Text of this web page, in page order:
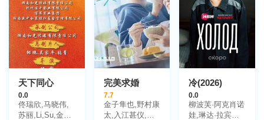
天下同心
0.0
佟瑞欣,马晓伟,
苏丽,Li,Su,金鑫,
完美求婚
7.7
金子隼也,野村康
太,入江甚仪,木
冷(2026)
0.0
柳波芙·阿克肖诺
娃,琳达·拉宾什,